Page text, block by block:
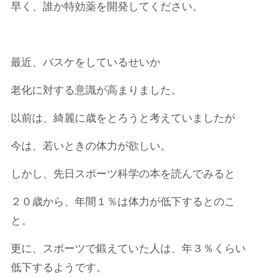
早く、誰か特効薬を開発してください。
最近、バスケをしているせいか
老化に対する意識が高まりました。
以前は、綺麗に歳をとろうと考えていましたが
今は、若いときの体力が欲しい。
しかし、先日スポーツ科学の本を読んでみると
２０歳から、年間１％は体力が低下するとのこ
と。
更に、スポーツで鍛えていた人は、年３％くらい
低下するようです。